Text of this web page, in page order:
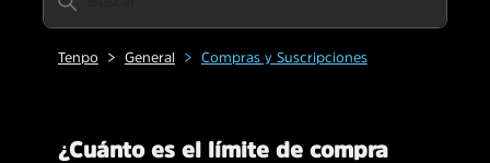
Tenpo General Compras y Suscripciones
¿Cuánto es el límite de compra